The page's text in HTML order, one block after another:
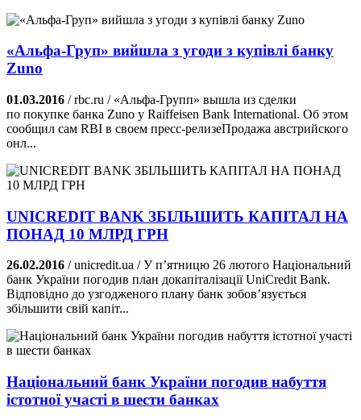
«Альфа-Груп» вийшла з угоди з купівлі банку
Zuno
01.03.2016 / rbc.ru / «Альфа-Групп» вышла из сделки
по покупке банка Zuno у Raiffеisen Bank International. Об этом
сообщил сам RBI в своем пресс-релизе ​Продажа австрийского
онл...
UNICREDIT BANK ЗБІЛЬШИТЬ КАПІТАЛ НА
ПОНАД 10 МЛРД ГРН
26.02.2016 / unicredit.ua / У п’ятницю 26 лютого Національний
банк України погодив план докапіталізації UniCredit Bank.
Відповідно до узгодженого плану банк зобов’язується
збільшити свій капіт...
Національний банк України погодив набуття
істотної участі в шести банках